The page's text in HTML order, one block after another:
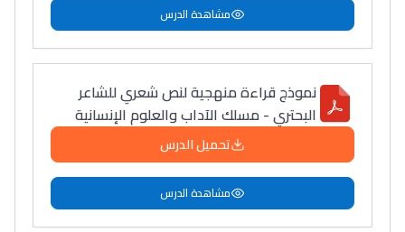
مسار عبد العزيز فتيشي،
المبدع فمجال الديكور و
النحت اللي كيحلم يحيي
أكادير أوفلا
سقطت فالباك و سنة
2011 بدّلاتني بزّاف، مسار
إلياس أريدال، إطار
فمنظّمة دولية
مشاهدة الدرس
نموذج قراءة منهجية لنص شعري للشاعر
البحتري - مسلك الآداب والعلوم الإنسانية
تحميل الدرس
مشاهدة الدرس